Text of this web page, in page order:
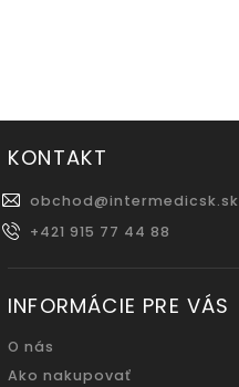
KONTAKT
obchod@intermedicsk.sk
+421 915 77 44 88
INFORMÁCIE PRE VÁS
O nás
Ako nakupovať